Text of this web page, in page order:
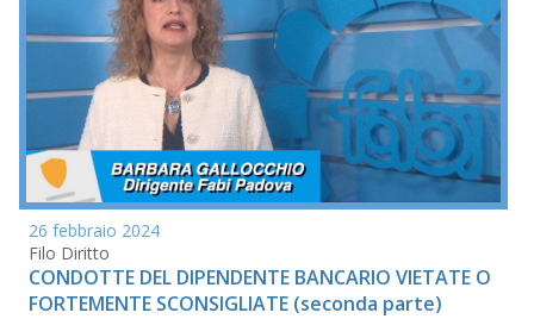
26 febbraio 2024
Filo Diritto
CONDOTTE DEL DIPENDENTE BANCARIO VIETATE O
FORTEMENTE SCONSIGLIATE (seconda parte)